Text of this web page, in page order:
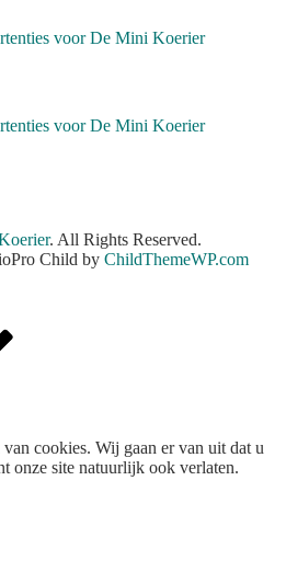
voor De Mini Koerier
voor De Mini Koerier
. All Rights Reserved.
Child by ChildThemeWP.com
cookies. Wij gaan er van uit dat u
onze site natuurlijk ook verlaten.